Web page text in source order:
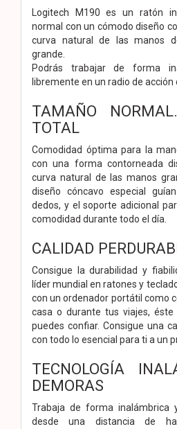
Logitech M190 es un ratón
normal con un cómodo diseño
curva natural de las manos
grande.
Podrás trabajar de forma
libremente en un radio de
TAMAÑO
TOTAL
Comodidad óptima para la
con una forma contorneada
curva natural de las manos
diseño cóncavo especial
dedos, y el soporte adicional
comodidad durante todo el día.
CALIDAD
Consigue la durabilidad y
líder mundial en ratones y
con un ordenador portátil como
casa o durante tus viajes,
puedes confiar. Consigue una
con todo lo esencial para ti a un
TECNOLOGÍA
DEMORAS
Trabaja de forma inalámbrica
desde una distancia de